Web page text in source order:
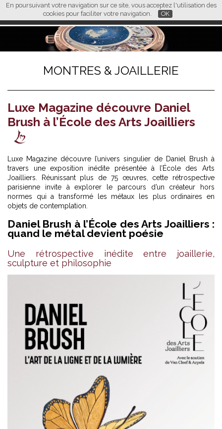
En poursuivant votre navigation sur ce site, vous acceptez l'utilisation des
cookies pour faciliter votre navigation.
OK
FR EN CN
L M
MONTRES & JOAILLERIE
Luxe Magazine découvre Daniel
Brush à l’École des Arts Joailliers
Luxe Magazine découvre l’univers singulier de Daniel Brush à
travers une exposition inédite présentée à l’École des Arts
Joailliers. Réunissant plus de 75 œuvres, cette rétrospective
parisienne invite à explorer le parcours d’un créateur hors
normes qui a transformé les métaux les plus ordinaires en
objets de contemplation.
Daniel Brush à l’École des Arts Joailliers :
quand le métal devient poésie
Une rétrospective inédite entre joaillerie,
sculpture et philosophie